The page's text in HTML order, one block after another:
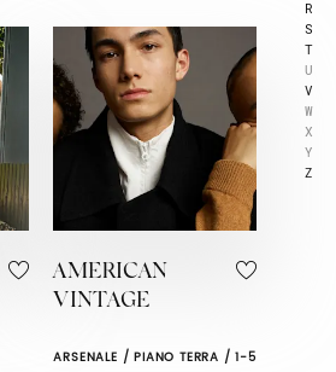
R
S
T
U
V
W
X
Y
Z
AMERICAN
VINTAGE
ARSENALE / PIANO TERRA / 1-5